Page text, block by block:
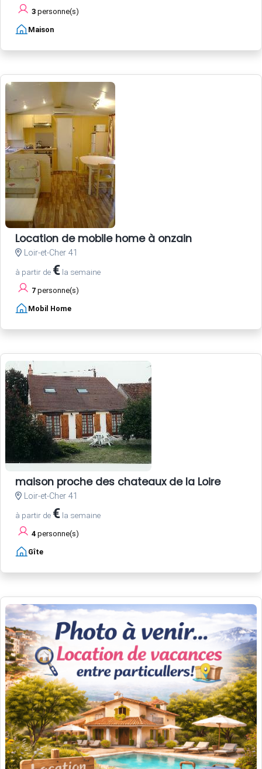
3 personne(s)
Maison
Location de mobile home à onzain
Loir-et-Cher 41
à partir de € la semaine
7 personne(s)
Mobil Home
maison proche des chateaux de la Loire
Loir-et-Cher 41
à partir de € la semaine
4 personne(s)
Gîte